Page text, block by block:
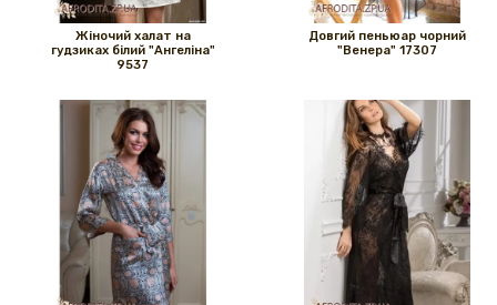
Жіночий халат на
гудзиках білий "Ангеліна"
9537
Довгий пеньюар чорний
"Венера" ​​17307